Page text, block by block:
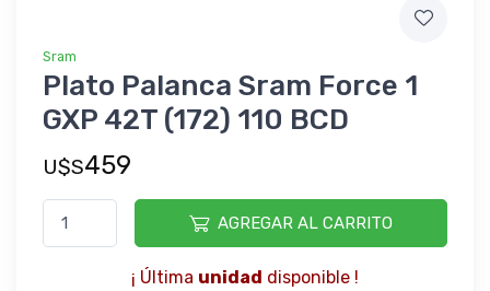
Sram
Plato Palanca Sram Force 1
GXP 42T (172) 110 BCD
U$S459
AGREGAR AL CARRITO
¡ Última unidad disponible !